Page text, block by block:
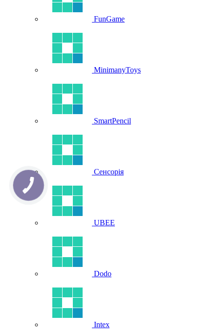
FunGame
MinimanyToys
SmartPencil
Сенсорія
UBEE
Dodo
Intex